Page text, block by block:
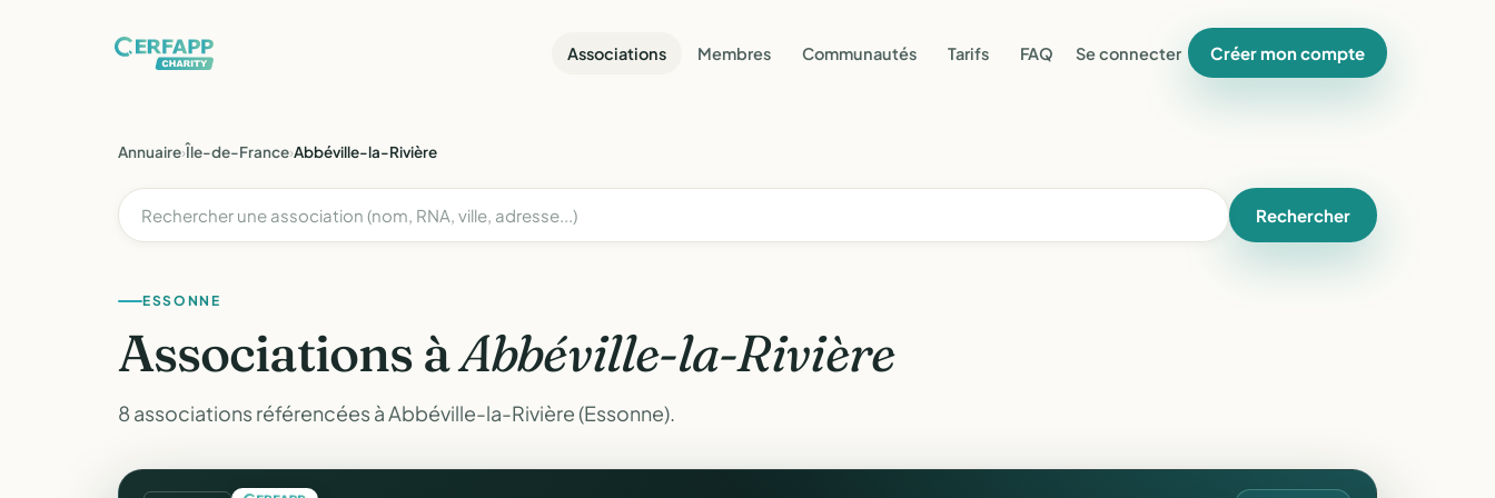
Associations Membres Communautés Tarifs FAQ Se connecter Créer mon compte
Annuaire›Île-de-France›Abbéville-la-Rivière
Rechercher
ESSONNE
Associations àAbbéville-la-Rivière
8 associations référencées à Abbéville-la-Rivière (Essonne).